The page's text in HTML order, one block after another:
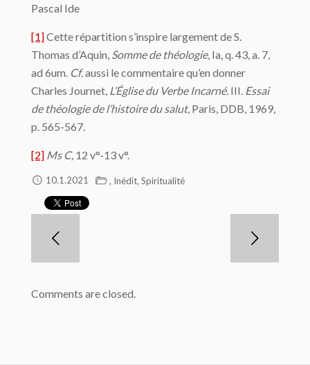
Pascal Ide
[1]Cette répartition s’inspire largement de S.
Thomas d’Aquin, Somme de théologie, Ia, q. 43, a. 7,
ad 6um. Cf. aussi le commentaire qu’en donner
Charles Journet, L’Églisedu Verbe Incarné. III. Essai
de théologie de l’histoire du salut, Paris, DDB, 1969,
p. 565-567.
[2] Ms C, 12 v°-13 v°.
10.1.2021 , Inédit, Spiritualité
Comments are closed.